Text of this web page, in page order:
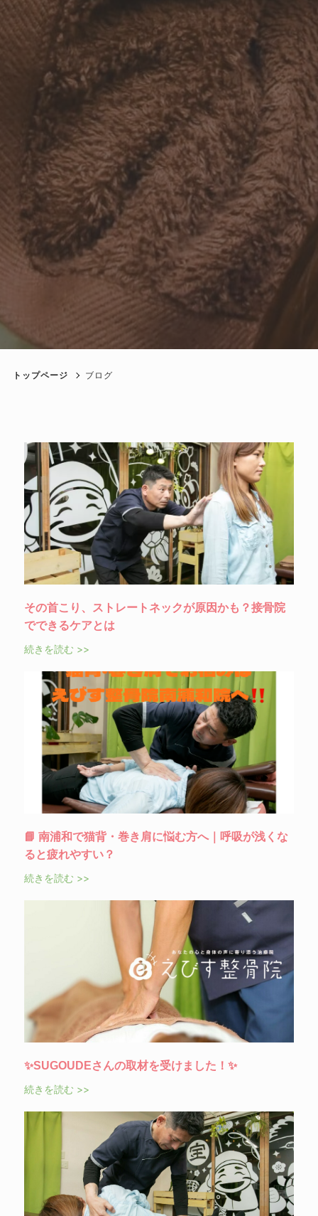
トップページ ブログ
その首こり、ストレートネックが原因かも？接骨院
でできるケアとは
続きを読む >>
📘 南浦和で猫背・巻き肩に悩む方へ｜呼吸が浅くな
ると疲れやすい？
続きを読む >>
✨SUGOUDEさんの取材を受けました！✨
続きを読む >>